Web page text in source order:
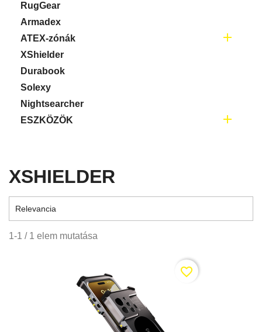
RugGear
Armadex
ATEX-zónák

XShielder
Durabook
Solexy
Nightsearcher
ESZKÖZÖK

XSHIELDER
Relevancia
1-1 / 1 elem mutatása
favorite_border